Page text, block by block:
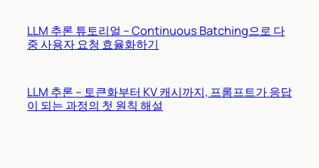
LLM 추론 튜토리얼 – Continuous Batching으로 다
중 사용자 요청 효율화하기
LLM 추론 – 토큰화부터 KV 캐시까지, 프롬프트가 응답
이 되는 과정의 첫 원칙 해설